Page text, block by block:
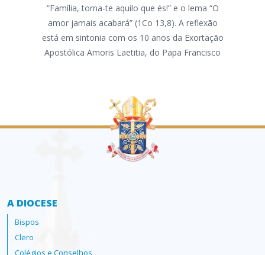
“Família, torna-te aquilo que és!” e o lema “O
amor jamais acabará” (1Co 13,8). A reflexão
está em sintonia com os 10 anos da Exortação
Apostólica Amoris Laetitia, do Papa Francisco
A DIOCESE
Bispos
Clero
Colégios e Conselhos